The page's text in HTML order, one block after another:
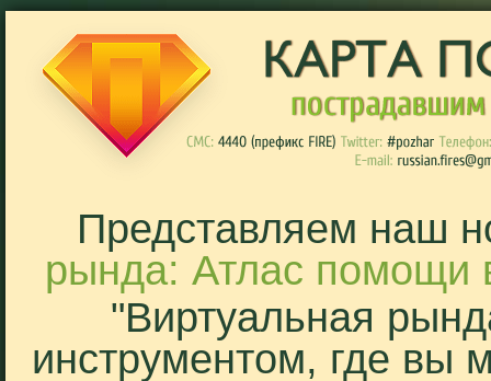
Представляем наш
рында: Атлас помощи
"Виртуальная
инструментом, где вы